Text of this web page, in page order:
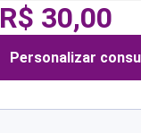
R$ 30,00
Personalizar